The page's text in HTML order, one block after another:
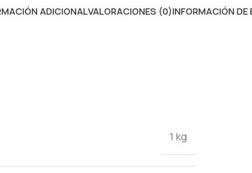
ADICIONALVALORACIONES (0)INFORMACIÓN DE
1 kg